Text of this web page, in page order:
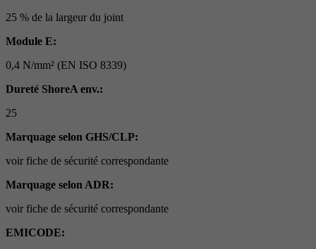
25 % de la largeur du joint
Module E:
0,4 N/mm² (EN ISO 8339)
Dureté ShoreA env.:
25
Marquage selon GHS/CLP:
voir fiche de sécurité correspondante
Marquage selon ADR:
voir fiche de sécurité correspondante
EMICODE: